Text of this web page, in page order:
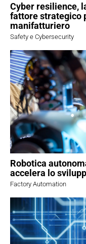
Cyber resilience,
fattore strategico
manifatturiero
Safety e Cybersecurity
Robotica
accelera lo
Factory Automation